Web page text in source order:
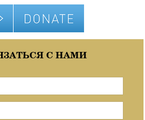
С НАМИ